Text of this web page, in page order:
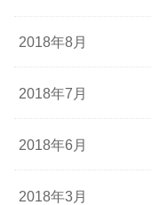
2018年8月
2018年7月
2018年6月
2018年3月